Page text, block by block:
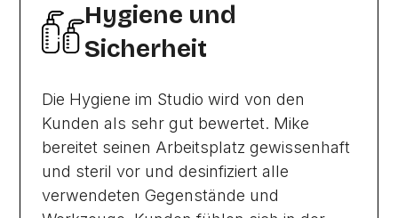
Hygiene und
Sicherheit
Die Hygiene im Studio wird von den
Kunden als sehr gut bewertet. Mike
bereitet seinen Arbeitsplatz gewissenhaft
und steril vor und desinfiziert alle
verwendeten Gegenstände und